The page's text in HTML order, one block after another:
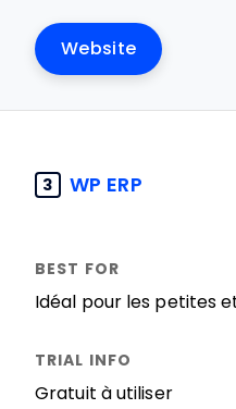
Website
3 WP ERP
Idéal pour les petites
Gratuit à utiliser